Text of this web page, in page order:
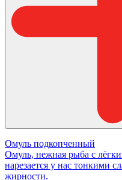
Омуль подкопченный
Омуль, нежная рыба с
нарезается у нас тонкими
жирности.